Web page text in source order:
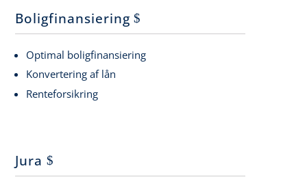
Boligfinansiering
Optimal boligfinansiering
Konvertering af lån
Renteforsikring
Jura